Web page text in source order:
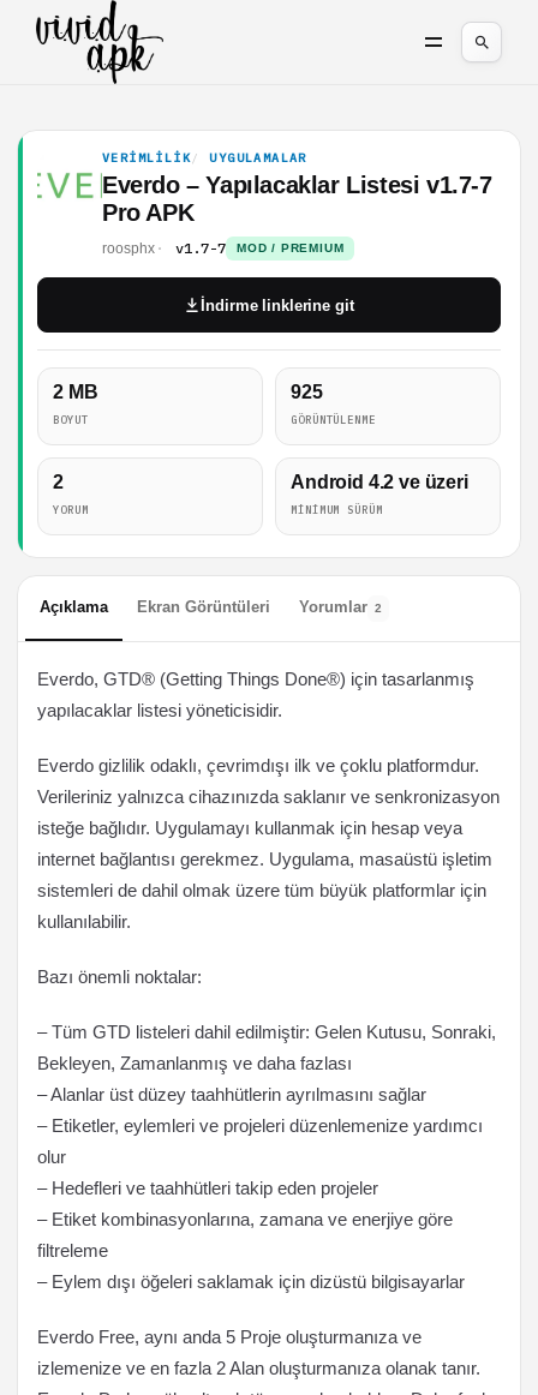
VERIMLILIK UYGULAMALAR
Everdo – Yapılacaklar Listesi v1.7-7
Pro APK
roosphx v1.7-7 MOD / PREMIUM
2 MB
BOYUT
925
GÖRÜNTÜLENME
2
YORUM
Android 4.2 ve üzeri
MINIMUM SÜRÜM
İndirme linklerine git
Açıklama Ekran Görüntüleri Yorumlar 2
Everdo, GTD® (Getting Things Done®) için tasarlanmış
yapılacaklar listesi yöneticisidir.
Everdo gizlilik odaklı, çevrimdışı ilk ve çoklu platformdur.
Verileriniz yalnızca cihazınızda saklanır ve senkronizasyon
isteğe bağlıdır. Uygulamayı kullanmak için hesap veya
internet bağlantısı gerekmez. Uygulama, masaüstü işletim
sistemleri de dahil olmak üzere tüm büyük platformlar için
kullanılabilir.
Bazı önemli noktalar:
– Tüm GTD listeleri dahil edilmiştir: Gelen Kutusu, Sonraki,
Bekleyen, Zamanlanmış ve daha fazlası
– Alanlar üst düzey taahhütlerin ayrılmasını sağlar
– Etiketler, eylemleri ve projeleri düzenlemenize yardımcı
olur
– Hedefleri ve taahhütleri takip eden projeler
– Etiket kombinasyonlarına, zamana ve enerjiye göre
filtreleme
– Eylem dışı öğeleri saklamak için dizüstü bilgisayarlar
Everdo Free, aynı anda 5 Proje oluşturmanıza ve
izlemenize ve en fazla 2 Alan oluşturmanıza olanak tanır.